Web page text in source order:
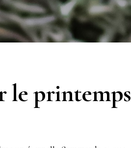
le printemps